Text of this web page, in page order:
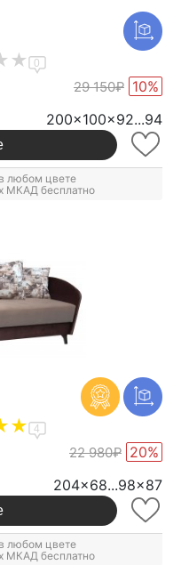
0
29 150₽ 10%
200x100x92...94
любом цвете
МКАД бесплатно
4
22 980₽ 20%
204x68...98x87
любом цвете
МКАД бесплатно